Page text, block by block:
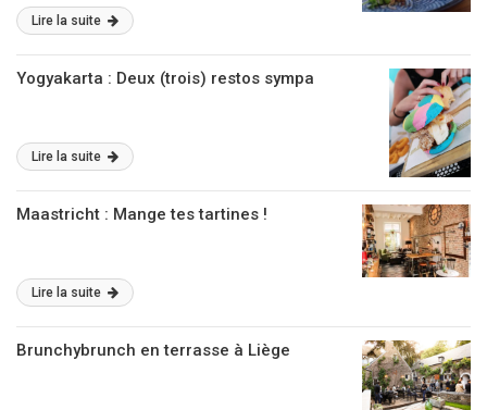
Lire la suite
Yogyakarta : Deux (trois) restos sympa
Lire la suite
Maastricht : Mange tes tartines !
Lire la suite
Brunchybrunch en terrasse à Liège